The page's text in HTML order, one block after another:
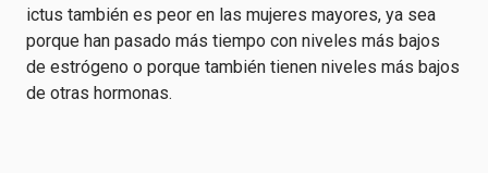
ictus también es peor en las mujeres mayores, ya sea
porque han pasado más tiempo con niveles más bajos
de estrógeno o porque también tienen niveles más bajos
de otras hormonas.